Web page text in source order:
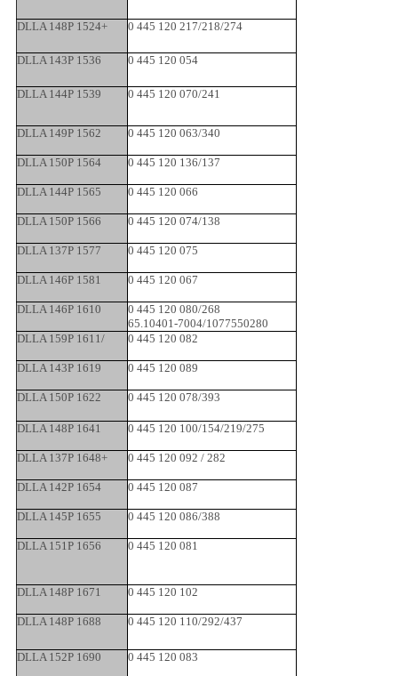
DLLA 148P 1524+ 0 445 120 217/218/274
DLLA 143P 1536 0 445 120 054
DLLA 144P 1539 0 445 120 070/241
DLLA 149P 1562 0 445 120 063/340
DLLA 150P 1564 0 445 120 136/137
DLLA 144P 1565 0 445 120 066
DLLA 150P 1566 0 445 120 074/138
DLLA 137P 1577 0 445 120 075
DLLA 146P 1581 0 445 120 067
DLLA 146P 1610
0 445 120 080/268
65.10401-7004/1077550280
DLLA 159P 1611/
0 445 120 082
DLLA 143P 1619 0 445 120 089
DLLA 150P 1622 0 445 120 078/393
DLLA 148P 1641 0 445 120 100/154/219/275
DLLA 137P 1648+ 0 445 120 092 / 282
DLLA 142P 1654 0 445 120 087
DLLA 145P 1655 0 445 120 086/388
DLLA 151P 1656 0 445 120 081
DLLA 148P 1671 0 445 120 102
DLLA 148P 1688 0 445 120 110/292/437
DLLA 152P 1690 0 445 120 083